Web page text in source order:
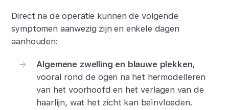
Direct na de operatie kunnen de volgende
symptomen aanwezig zijn en enkele dagen
aanhouden:
Algemene zwelling en blauwe plekken,
vooral rond de ogen na het hermodelleren
van het voorhoofd en het verlagen van de
haarlijn, wat het zicht kan beïnvloeden.